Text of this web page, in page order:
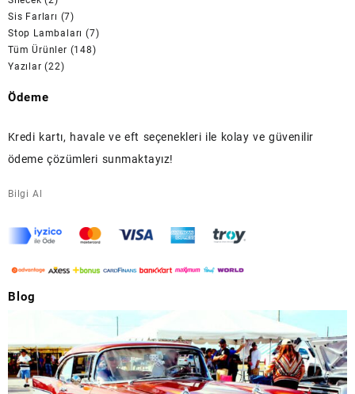
Sis Farları (7)
Stop Lambaları (7)
Tüm Ürünler (148)
Yazılar (22)
Ödeme
Kredi kartı, havale ve eft seçenekleri ile kolay ve güvenilir
ödeme çözümleri sunmaktayız!
Bilgi Al
Blog